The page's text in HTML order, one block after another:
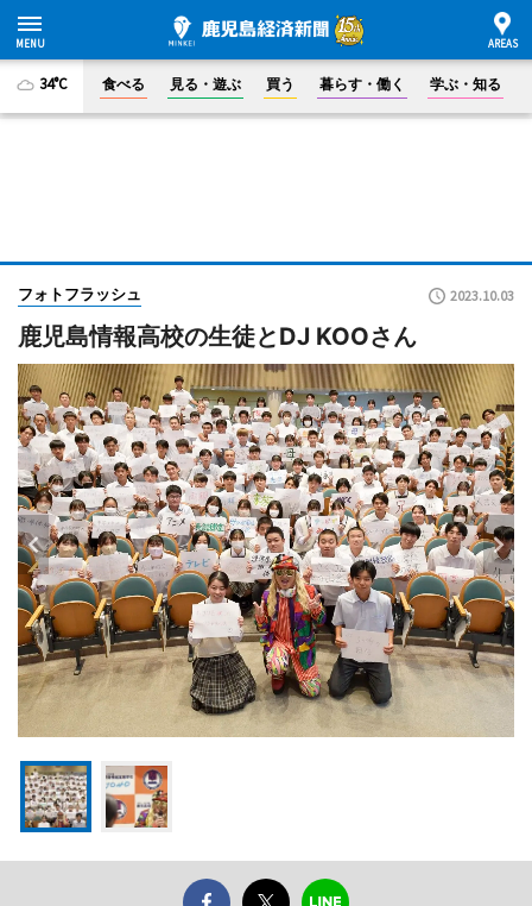
34°C 食べる 見る・遊ぶ 買う 暮らす・働く 学ぶ・知る
フォトフラッシュ 2023.10.03
鹿児島情報高校の生徒とDJ KOOさん